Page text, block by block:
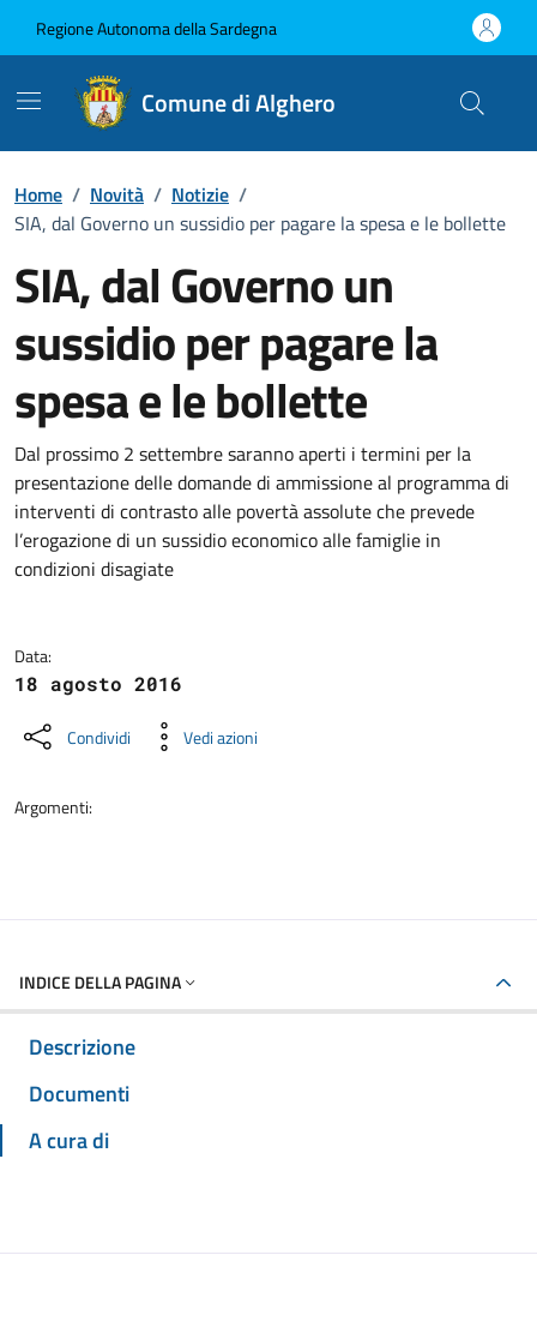
Regione Autonoma della Sardegna
Comune di Alghero
Home / Novità / Notizie /
SIA, dal Governo un sussidio per pagare la spesa e le bollette
SIA, dal Governo un
sussidio per pagare la
spesa e le bollette
Dettagli della notizia
Dal prossimo 2 settembre saranno aperti i termini per la
presentazione delle domande di ammissione al programma di
interventi di contrasto alle povertà assolute che prevede
l’erogazione di un sussidio economico alle famiglie in
condizioni disagiate
Data:
18 agosto 2016
Condividi Vedi azioni
Argomenti:
INDICE DELLA PAGINA
Descrizione
Documenti
A cura di